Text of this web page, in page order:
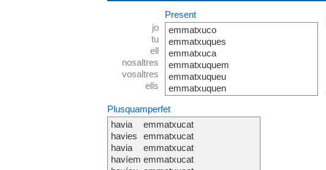
jo
tu
ell
nosaltres
vosaltres
ells
Present
emmatxuco
emmatxuques
emmatxuca
emmatxuquem
emmatxuqueu
emmatxuquen
Plusquamperfet
havia
havies
havia
havíem
emmatxucat
emmatxucat
emmatxucat
emmatxucat